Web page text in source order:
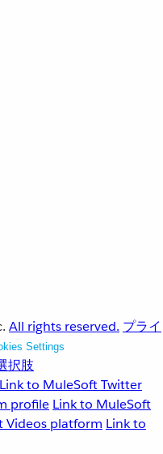
All rights reserved. プライ
Settings
択肢
Link to MuleSoft Twitter
profile Link to MuleSoft
Videos platform Link to